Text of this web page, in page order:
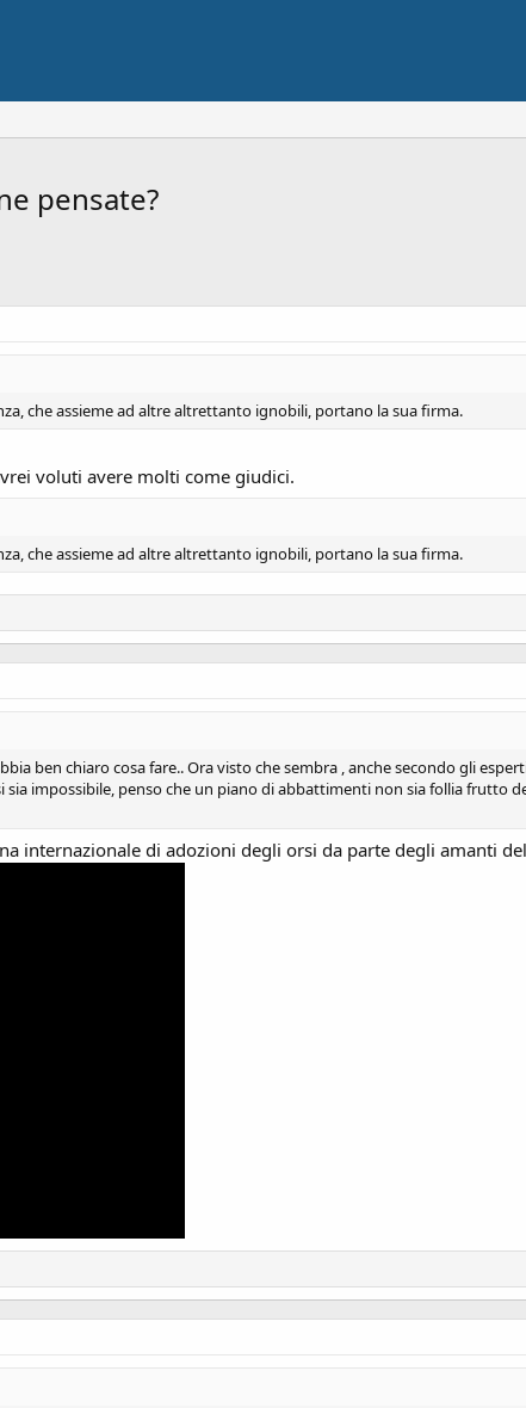
pensate?
che assieme ad altre altrettanto ignobili, portano la sua firma.
voluti avere molti come giudici.
che assieme ad altre altrettanto ignobili, portano la sua firma.
ben chiaro cosa fare.. Ora visto che sembra , anche secondo gli
sia impossibile, penso che un piano di abbattimenti non sia follia frutto
internazionale di adozioni degli orsi da parte degli amanti